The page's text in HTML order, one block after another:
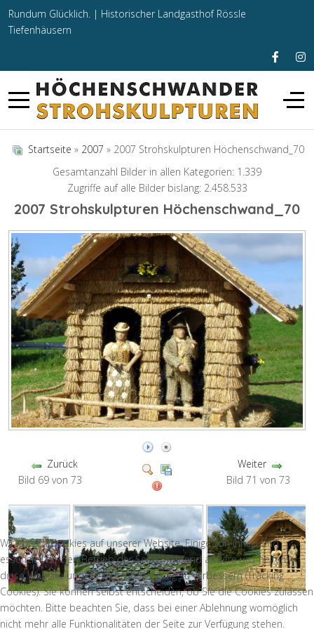
Rundum Glücklich. | Historischer Landgasthof Rössle
Tiefenhäusern
Startseite » 2007 » 2007 Strohskulpturen Höchenschwand_70
Gesamtanzahl Bilder in allen Kategorien: 1.339
Zugriffe auf alle Bilder bislang: 2.458.533
2007 Strohskulpturen Höchenschwand_70
Zurück
Bild 69 von 73
Weiter
Bild 71 von 73
Wir nutzen Cookies auf unserer Website. Einige von ihnen sind
essenziell für den Betrieb der Seite, während andere uns helfen,
diese Website und die Nutzererfahrung zu verbessern (Tracking
Cookies). Sie können selbst entscheiden, ob Sie die Cookies zulassen
möchten. Bitte beachten Sie, dass bei einer Ablehnung womöglich
nicht mehr alle Funktionalitäten der Seite zur Verfügung stehen.